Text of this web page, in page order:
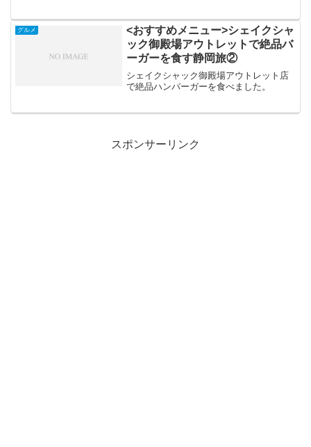
グルメ
<おすすめメニュー>シェイクシャ
ック御殿場アウトレットで絶品バ
ーガーを食す静岡旅②
シェイクシャック御殿場アウトレット店
で絶品ハンバーガーを食べました。
スポンサーリンク